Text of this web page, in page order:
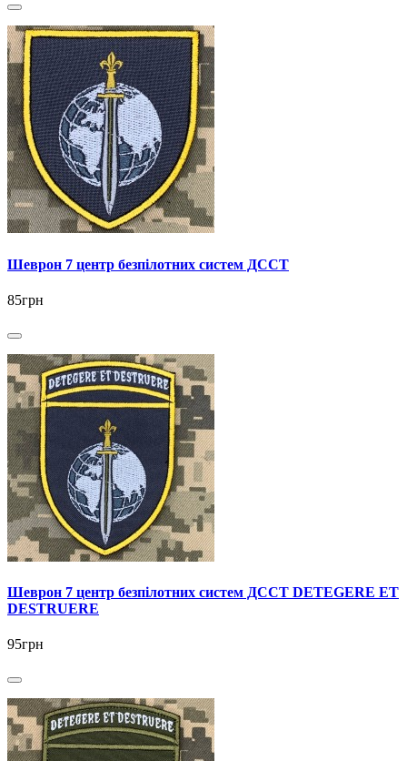
Шеврон 7 центр безпілотних систем ДССТ
85грн
Шеврон 7 центр безпілотних систем ДССТ DETEGERE ET
DESTRUERE
95грн